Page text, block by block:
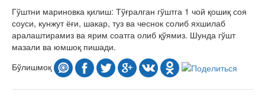
Гўштни мариновка қилиш: Тўғралган гўштга 1 чой қошиқ соя
соуси, кунжут ёғи, шакар, туз ва чеснок солиб яхшилаб
аралаштирамиз ва ярим соатга олиб қўямиз. Шунда гўшт
мазали ва юмшоқ пишади.
Бўлишмоқ